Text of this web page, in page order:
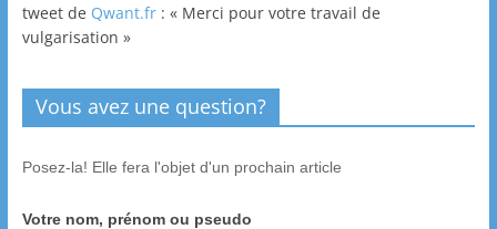
tweet de Qwant.fr: « Merci pour votre travail de
vulgarisation »
Vous avez une question?
Posez-la! Elle fera l'objet d'un prochain article
Votre nom, prénom ou pseudo